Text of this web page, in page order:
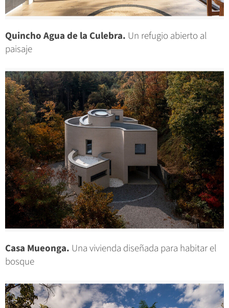
Quincho Agua de la Culebra. Un refugio abierto al
paisaje
Casa Mueonga. Una vivienda diseñada para habitar el
bosque